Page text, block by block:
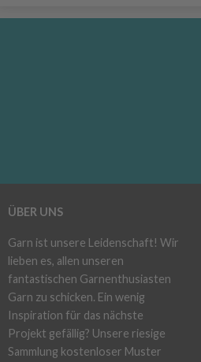
ÜBER UNS
Garn ist unsere Leidenschaft! Wir
lieben es, allen unseren
fantastischen Garnenthusiasten
Garn zu schicken. Ein wenig
Inspiration für das nächste
Projekt gefällig? Unsere riesige
Sammlung kostenloser Muster